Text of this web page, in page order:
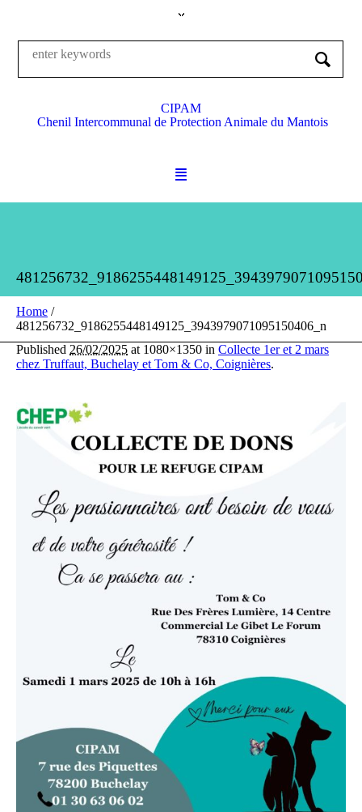
CIPAM
Chenil Intercommunal de Protection Animale du Mantois
Home /
481256732_9186255448149125_3943979071095150406_n
Published 26/02/2025 at 1080×1350 in Collecte 1er et 2 mars
chez Truffaut, Buchelay et Tom & Co, Coignières.